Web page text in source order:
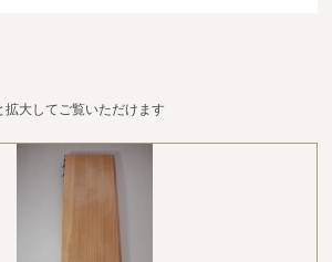
枚板
拡大してご覧いただけます